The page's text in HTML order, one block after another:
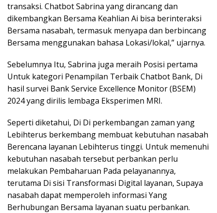
transaksi. Chatbot Sabrina yang dirancang dan
dikembangkan Bersama Keahlian Ai bisa berinteraksi
Bersama nasabah, termasuk menyapa dan berbincang
Bersama menggunakan bahasa Lokasi/lokal,” ujarnya.
Sebelumnya Itu, Sabrina juga meraih Posisi pertama
Untuk kategori Penampilan Terbaik Chatbot Bank, Di
hasil survei Bank Service Excellence Monitor (BSEM)
2024 yang dirilis lembaga Eksperimen MRI.
Seperti diketahui, Di Di perkembangan zaman yang
Lebihterus berkembang membuat kebutuhan nasabah
Berencana layanan Lebihterus tinggi. Untuk memenuhi
kebutuhan nasabah tersebut perbankan perlu
melakukan Pembaharuan Pada pelayanannya,
terutama Di sisi Transformasi Digital layanan, Supaya
nasabah dapat memperoleh informasi Yang
Berhubungan Bersama layanan suatu perbankan.